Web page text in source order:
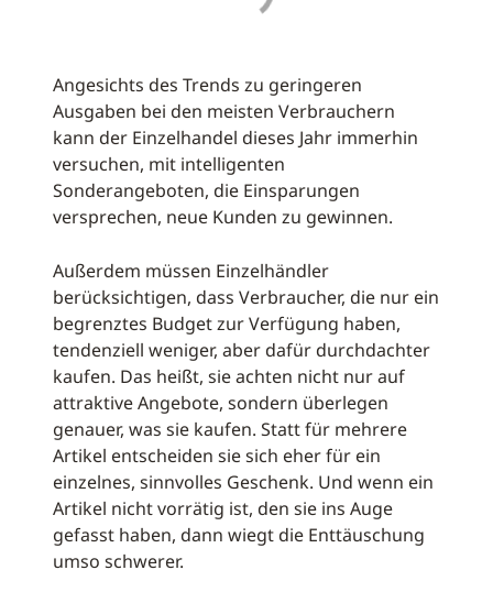
Angesichts des Trends zu geringeren
Ausgaben bei den meisten Verbrauchern
kann der Einzelhandel dieses Jahr immerhin
versuchen, mit intelligenten
Sonderangeboten, die Einsparungen
versprechen, neue Kunden zu gewinnen.
Außerdem müssen Einzelhändler
berücksichtigen, dass Verbraucher, die nur ein
begrenztes Budget zur Verfügung haben,
tendenziell weniger, aber dafür durchdachter
kaufen. Das heißt, sie achten nicht nur auf
attraktive Angebote, sondern überlegen
genauer, was sie kaufen. Statt für mehrere
Artikel entscheiden sie sich eher für ein
einzelnes, sinnvolles Geschenk. Und wenn ein
Artikel nicht vorrätig ist, den sie ins Auge
gefasst haben, dann wiegt die Enttäuschung
umso schwerer.